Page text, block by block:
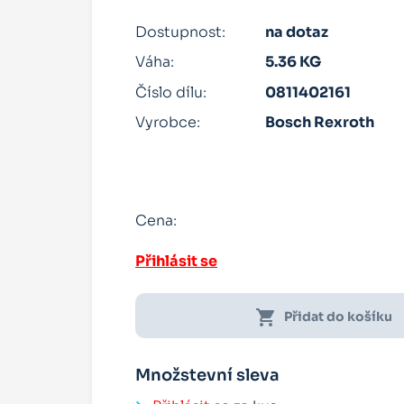
Dostupnost:
na dotaz
Váha:
5.36 KG
Číslo dílu:
0811402161
Vyrobce:
Bosch Rexroth
Cena:
Přihlásit se
shopping_cart Přidat do košíku
Množstevní sleva